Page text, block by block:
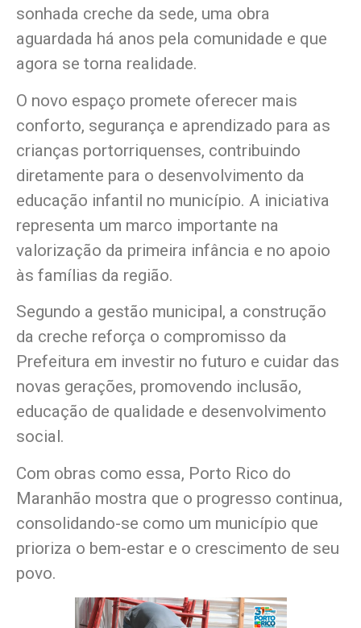
sonhada creche da sede, uma obra
aguardada há anos pela comunidade e que
agora se torna realidade.
O novo espaço promete oferecer mais
conforto, segurança e aprendizado para as
crianças portorriquenses, contribuindo
diretamente para o desenvolvimento da
educação infantil no município. A iniciativa
representa um marco importante na
valorização da primeira infância e no apoio
às famílias da região.
Segundo a gestão municipal, a construção
da creche reforça o compromisso da
Prefeitura em investir no futuro e cuidar das
novas gerações, promovendo inclusão,
educação de qualidade e desenvolvimento
social.
Com obras como essa, Porto Rico do
Maranhão mostra que o progresso continua,
consolidando-se como um município que
prioriza o bem-estar e o crescimento de seu
povo.